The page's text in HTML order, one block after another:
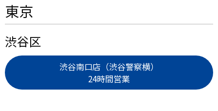
東京
渋谷区
渋谷南口店（渋谷警察横）
24時間営業